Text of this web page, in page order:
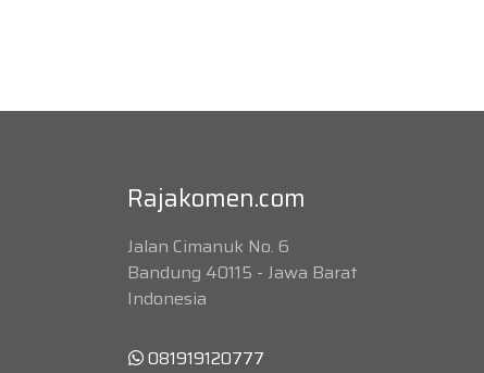
Rajakomen.com
Jalan Cimanuk No. 6
Bandung 40115 - Jawa Barat
Indonesia
081919120777